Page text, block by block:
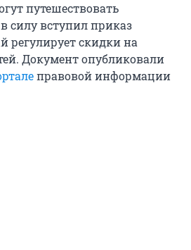
путешествовать
силу вступил приказ
регулирует скидки на
Документ опубликовали
правовой информации